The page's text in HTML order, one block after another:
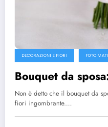
DECORAZIONI E FIORI FOTO
Bouquet da
Non è detto che il bouquet da
fiori ingombrante.…